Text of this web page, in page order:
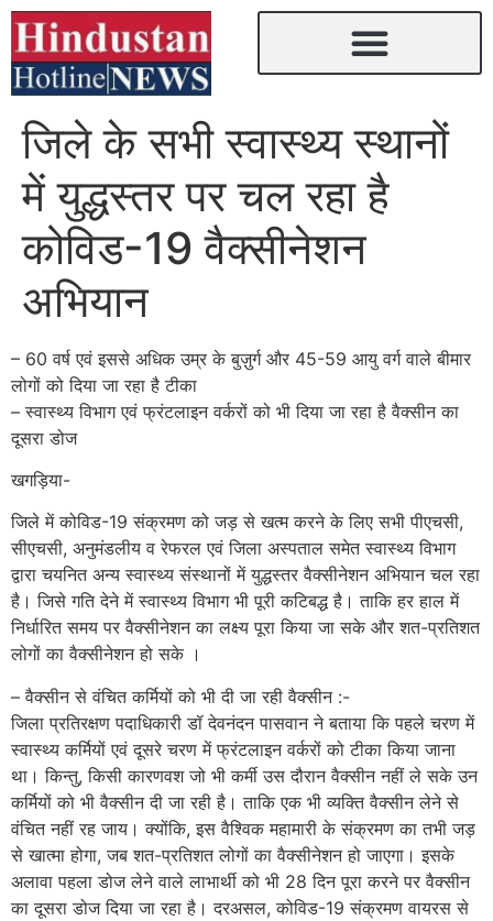
जिले के सभी स्वास्थ्य स्थानों
में युद्धस्तर पर चल रहा है
कोविड-19 वैक्सीनेशन
अभियान
– 60 वर्ष एवं इससे अधिक उम्र के बुज़ुर्ग और 45-59 आयु वर्ग वाले बीमार
लोगों को दिया जा रहा है टीका
– स्वास्थ्य विभाग एवं फ्रंटलाइन वर्करों को भी दिया जा रहा है वैक्सीन का
दूसरा डोज
खगड़िया-
जिले में कोविड-19 संक्रमण को जड़ से खत्म करने के लिए सभी पीएचसी,
सीएचसी, अनुमंडलीय व रेफरल एवं जिला अस्पताल समेत स्वास्थ्य विभाग
द्वारा चयनित अन्य स्वास्थ्य संस्थानों में युद्धस्तर वैक्सीनेशन अभियान चल रहा
है। जिसे गति देने में स्वास्थ्य विभाग भी पूरी कटिबद्ध है। ताकि हर हाल में
निर्धारित समय पर वैक्सीनेशन का लक्ष्य पूरा किया जा सके और शत-प्रतिशत
लोगों का वैक्सीनेशन हो सके ।
– वैक्सीन से वंचित कर्मियों को भी दी जा रही वैक्सीन :-
जिला प्रतिरक्षण पदाधिकारी डॉ देवनंदन पासवान ने बताया कि पहले चरण में
स्वास्थ्य कर्मियों एवं दूसरे चरण में फ्रंटलाइन वर्करों को टीका किया जाना
था। किन्तु, किसी कारणवश जो भी कर्मी उस दौरान वैक्सीन नहीं ले सके उन
कर्मियों को भी वैक्सीन दी जा रही है। ताकि एक भी व्यक्ति वैक्सीन लेने से
वंचित नहीं रह जाय। क्योंकि, इस वैश्विक महामारी के संक्रमण का तभी जड़
से खात्मा होगा, जब शत-प्रतिशत लोगों का वैक्सीनेशन हो जाएगा। इसके
अलावा पहला डोज लेने वाले लाभार्थी को भी 28 दिन पूरा करने पर वैक्सीन
का दूसरा डोज दिया जा रहा है। दरअसल, कोविड-19 संक्रमण वायरस से